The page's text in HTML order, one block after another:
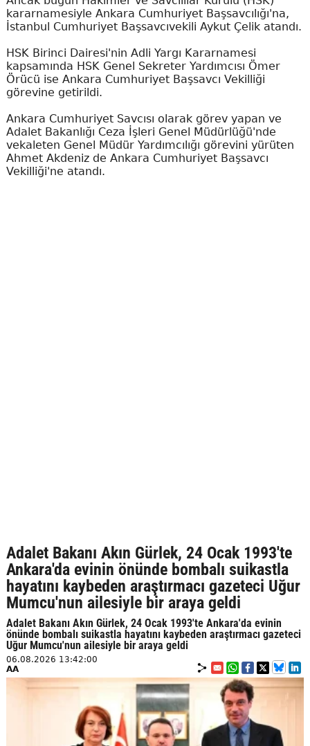
kararnamesiyle Ankara Cumhuriyet Başsavcılığı'na,
İstanbul Cumhuriyet Başsavcıvekili Aykut Çelik atandı.
HSK Birinci Dairesi'nin Adli Yargı Kararnamesi
kapsamında HSK Genel Sekreter Yardımcısı Ömer
Örücü ise Ankara Cumhuriyet Başsavcı Vekilliği
görevine getirildi.
Ankara Cumhuriyet Savcısı olarak görev yapan ve
Adalet Bakanlığı Ceza İşleri Genel Müdürlüğü'nde
vekaleten Genel Müdür Yardımcılığı görevini yürüten
Ahmet Akdeniz de Ankara Cumhuriyet Başsavcı
Vekilliği'ne atandı.
Adalet Bakanı Akın Gürlek, 24 Ocak 1993'te
Ankara'da evinin önünde bombalı suikastla
hayatını kaybeden araştırmacı gazeteci Uğur
Mumcu'nun ailesiyle bir araya geldi
Adalet Bakanı Akın Gürlek, 24 Ocak 1993'te Ankara'da evinin
önünde bombalı suikastla hayatını kaybeden araştırmacı gazeteci
Uğur Mumcu'nun ailesiyle bir araya geldi
06.08.2026 13:42:00
AA